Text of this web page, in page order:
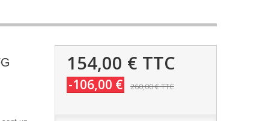
154,00 € TTC
-106,00 € 260,00 €TTC